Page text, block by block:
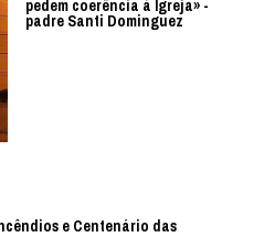
pedem coerência à Igreja» -
padre Santi Dominguez
e Centenário das